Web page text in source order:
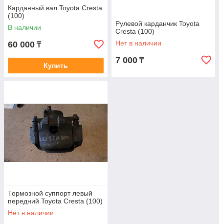
Карданный вал Toyota Cresta
(100)
В наличии
60 000 ₸
Купить
Рулевой карданчик Toyota
Cresta (100)
Нет в наличии
7 000 ₸
Тормозной суппорт левый
передний Toyota Cresta (100)
Нет в наличии